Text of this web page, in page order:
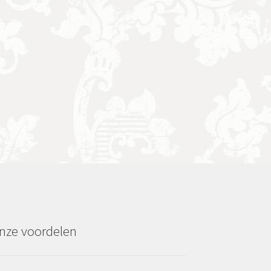
voordelen